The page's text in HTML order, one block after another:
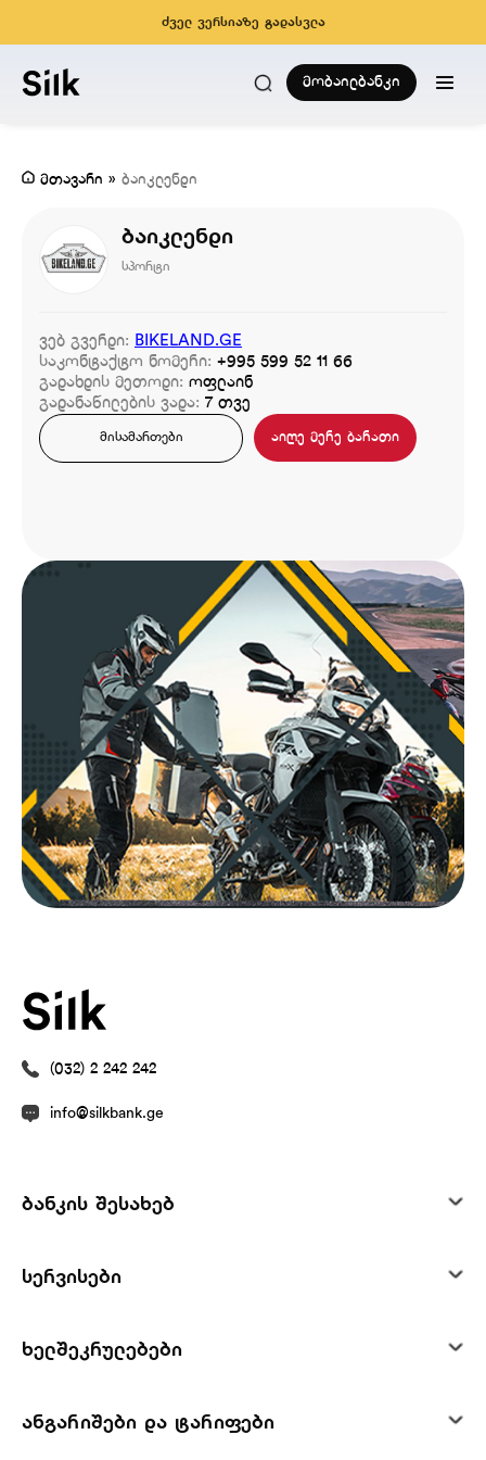
ძველ ვერსიაზე გადასვლა
მობაილბანკი
მთავარი » ბაიკლენდი
ბაიკლენდი
სპორტი
ვებ გვერდი: BIKELAND.GE
საკონტაქტო ნომერი: +995 599 52 11 66
გადახდის მეთოდი: ოფლაინ
გადანაწილების ვადა: 7 თვე
მისამართები აიღე მერე ბარათი
(032) 2 242 242
info@silkbank.ge
ბანკის შესახებ
სერვისები
ხელშეკრულებები
ანგარიშები და ტარიფები